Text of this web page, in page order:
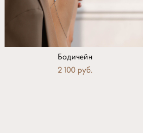
Бодичейн
2 100 pуб.